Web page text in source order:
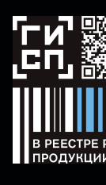
Лицензии и
Этика и
Брендбук
Справка о
Гарантия
Сервисные
Наши проекты
Блог